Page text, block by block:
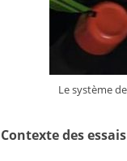
Le système
Contexte des